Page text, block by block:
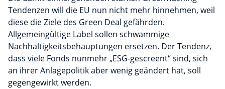
Tendenzen will die EU nun nicht mehr hinnehmen, weil
diese die Ziele des Green Deal gefährden.
Allgemeingültige Label sollen schwammige
Nachhaltigkeitsbehauptungen ersetzen. Der Tendenz,
dass viele Fonds nunmehr „ESG-gescreent“ sind, sich
an ihrer Anlagepolitik aber wenig geändert hat, soll
gegengewirkt werden.